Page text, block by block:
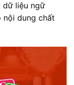
dữ liệu ngữ
nội dung chất